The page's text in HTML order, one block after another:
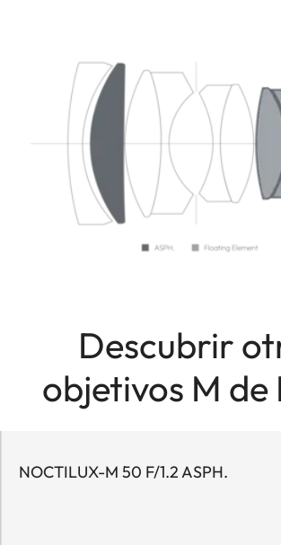
Descubrir
objetivos M de
NOCTILUX-M 50 F/1.2 ASPH.